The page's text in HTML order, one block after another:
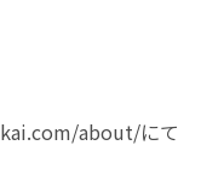
about/にて